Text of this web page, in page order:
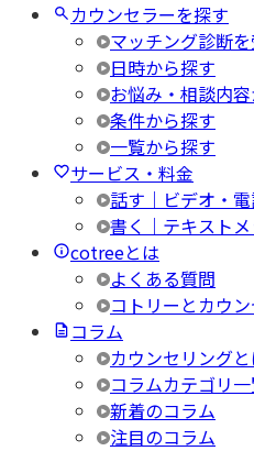
カウンセラーを探す
マッチング診断
日時から探す
お悩み・相談内
条件から探す
一覧から探す
サービス・料金
話す｜ビデオ・
書く｜テキスト
cotreeとは
よくある質問
コトリーとカウ
コラム
カウンセリングと
コラムカテゴリ
新着のコラム
注目のコラム